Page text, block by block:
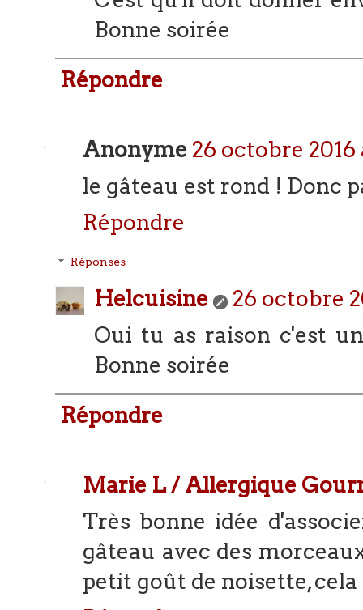
Bonne soirée
Répondre
Anonyme 26 octobre 2016
le gâteau est rond ! Donc
Répondre
Réponses
Helcuisine
26 octobre
Oui tu as raison c'est
Bonne soirée
Répondre
Marie L / Allergique
Très bonne idée
gâteau avec des
petit goût de noisette,